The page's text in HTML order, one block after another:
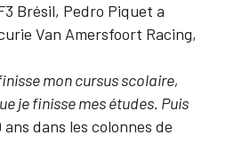
Brésil, Pedro Piquet a
Van Amersfoort Racing,
mon cursus scolaire,
je finisse mes études. Puis
dans les colonnes de